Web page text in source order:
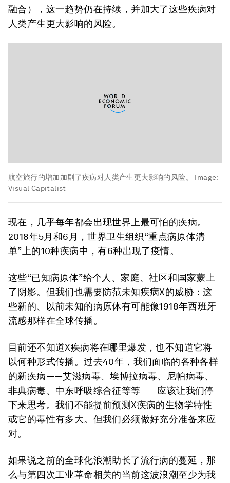
融合），这一趋势仍在持续，并加大了这些疾病对
人类产生更大影响的风险。
航空旅行的增加加剧了疾病对人类产生更大影响的风险。
Image:
Visual Capitalist
现在，几乎每年都会出现世界上最可怕的疾病。
2018年5月和6月，世界卫生组织“重点病原体清
单”上的10种疾病中，有6种出现了疫情。
这些“已知病原体”给个人、家庭、社区和国家蒙上
了阴影。但我们也需要防范未知疾病X的威胁：这
些新的、以前未知的病原体有可能像1918年西班牙
流感那样在全球传播。
目前还不知道X疾病将在哪里爆发，也不知道它将
以何种形式传播。过去40年，我们面临的各种各样
的新疾病——艾滋病毒、埃博拉病毒、尼帕病毒、
非典病毒、中东呼吸综合征等等——应该让我们停
下来思考。我们不能提前预测X疾病的生物学特性
或它的毒性有多大。但我们必须做好充分准备来应
对。
如果说之前的全球化浪潮助长了流行病的蔓延，那
么与第四次工业革命相关的当前这波浪潮至少为我